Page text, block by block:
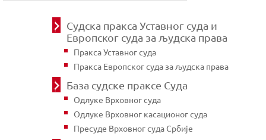
Судска пракса Уставног суда и
Европског суда за људска права
Пракса Уставног суда
Пракса Европског суда за људска права
База судске праксе Суда
Одлуке Врховног суда
Одлуке Врховног касационог суда
Пресуде Врховног суда Србије